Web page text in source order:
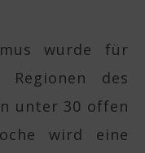
wurde für
des
unter 30 offen
wird eine